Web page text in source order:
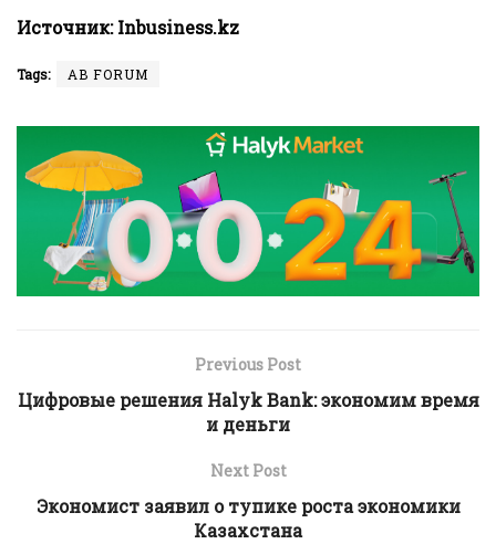
Источник:Inbusiness.kz
Tags: AB FORUM
Previous Post
Цифровые решения Halyk Bank: экономим время
и деньги
Next Post
Экономист заявил о тупике роста экономики
Казахстана